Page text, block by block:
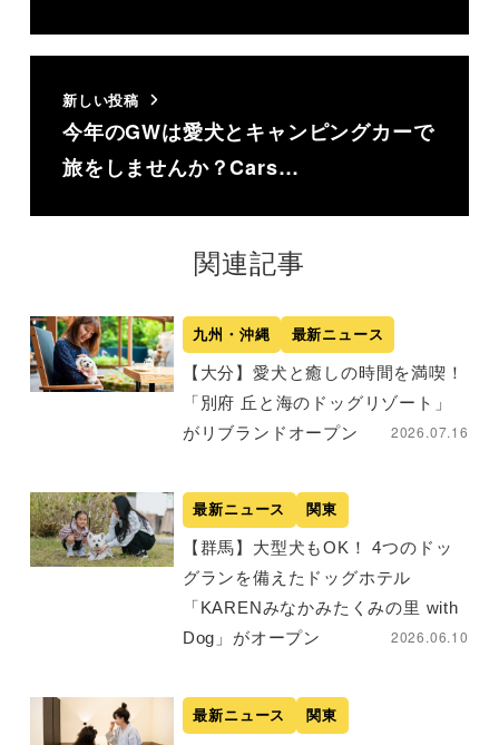
新しい投稿
今年のGWは愛犬とキャンピングカーで
旅をしませんか？Cars…
関連記事
九州・沖縄 最新ニュース
【大分】愛犬と癒しの時間を満喫！
「別府 丘と海のドッグリゾート」
がリブランドオープン
2026.07.16
最新ニュース 関東
【群馬】大型犬もOK！ 4つのドッ
グランを備えたドッグホテル
「KARENみなかみたくみの里 with
Dog」がオープン
2026.06.10
最新ニュース 関東